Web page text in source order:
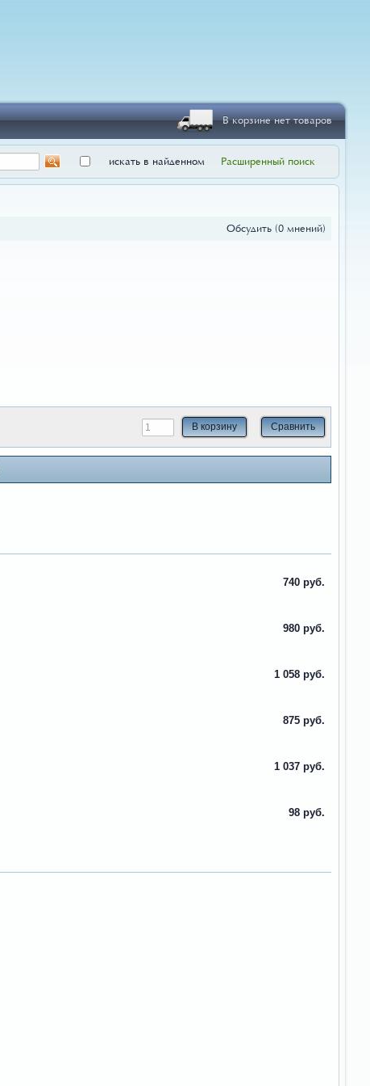
В корзине нет товаров
искать в найденном Расширенный поиск
Обсудить(0 мнений)
В корзину Сравнить
740 руб.
980 руб.
1 058 руб.
875 руб.
1 037 руб.
98 руб.